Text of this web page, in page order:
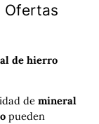
Ofertas
de hierro
de mineral
pueden